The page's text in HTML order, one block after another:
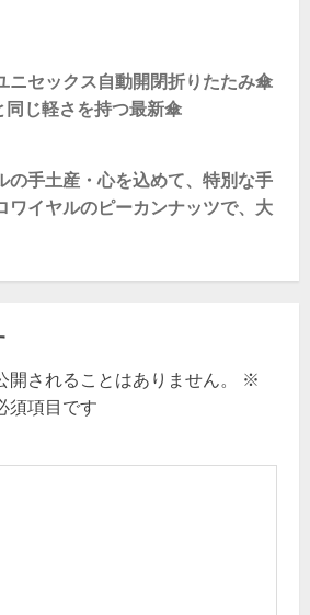
ニセックス自動開閉折りたたみ傘
じ軽さを持つ最新傘
の手土産・心を込めて、特別な手
ワイヤルのピーカンナッツで、大
されることはありません。
※
須項目です